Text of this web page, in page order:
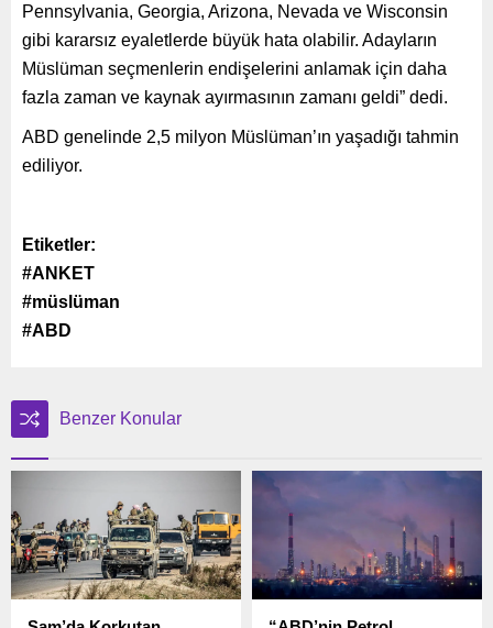
Pennsylvania, Georgia, Arizona, Nevada ve Wisconsin
gibi kararsız eyaletlerde büyük hata olabilir. Adayların
Müslüman seçmenlerin endişelerini anlamak için daha
fazla zaman ve kaynak ayırmasının zamanı geldi” dedi.
ABD genelinde 2,5 milyon Müslüman’ın yaşadığı tahmin
ediliyor.
Etiketler:
#ANKET
#müslüman
#ABD
Benzer Konular